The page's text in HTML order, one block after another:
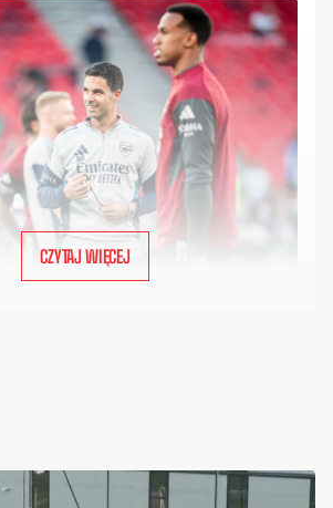
CZYTAJ WIĘCEJ